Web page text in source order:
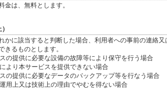
金は、無料とします。
かに該当すると判断した場合、利用者への事前の連絡
きるものとします。
スの提供に必要な設備の故障等により保守を行う場合
により本サービスを提供できない場合
スの提供に必要なデータのバックアップ等を行なう場合
運用上又は技術上の理由でやむを得ない場合